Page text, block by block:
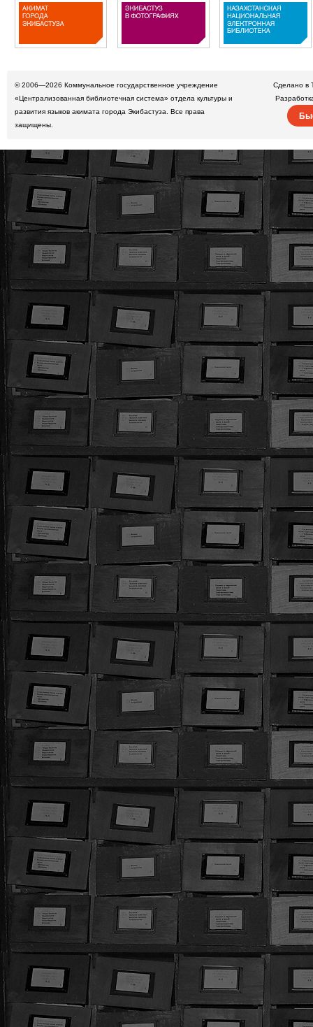
© 2006—2026 Коммунальное государственное учреждение
«Централизованная библиотечная система» отдела культуры и
развития языков акимата города Экибастуза. Все права
защищены.
Сделано в